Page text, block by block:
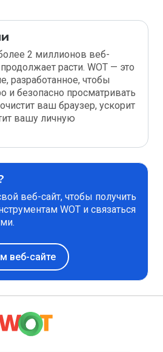
2 миллионов веб-
расти. WOT — это
разработанное, чтобы
и безопасно просматривать
ваш браузер, ускорит
вашу личную
веб-сайт, чтобы получить
WOT и связаться
веб-сайте